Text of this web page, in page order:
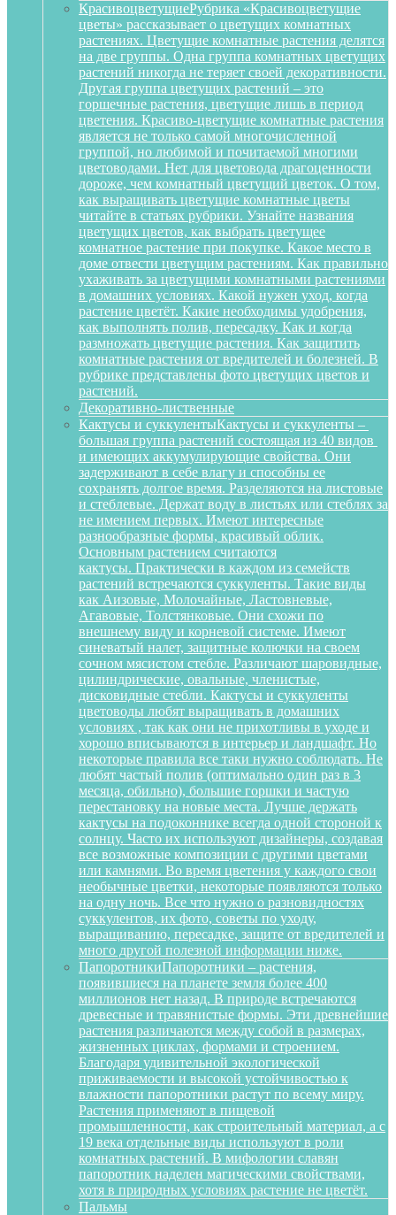
КрасивоцветущиеРубрика «Красивоцветущие
цветы» рассказывает о цветущих комнатных
растениях. Цветущие комнатные растения делятся
на две группы. Одна группа комнатных цветущих
растений никогда не теряет своей декоративности.
Другая группа цветущих растений – это
горшечные растения, цветущие лишь в период
цветения. Красиво-цветущие комнатные растения
является не только самой многочисленной
группой, но любимой и почитаемой многими
цветоводами. Нет для цветовода драгоценности
дороже, чем комнатный цветущий цветок. О том,
как выращивать цветущие комнатные цветы
читайте в статьях рубрики. Узнайте названия
цветущих цветов, как выбрать цветущее
комнатное растение при покупке. Какое место в
доме отвести цветущим растениям. Как правильно
ухаживать за цветущими комнатными растениями
в домашних условиях. Какой нужен уход, когда
растение цветёт. Какие необходимы удобрения,
как выполнять полив, пересадку. Как и когда
размножать цветущие растения. Как защитить
комнатные растения от вредителей и болезней. В
рубрике представлены фото цветущих цветов и
растений.
Декоративно-лиственные
Кактусы и суккулентыКактусы и суккуленты –
большая группа растений состоящая из 40 видов
и имеющих аккумулирующие свойства. Они
задерживают в себе влагу и способны ее
сохранять долгое время. Разделяются на листовые
и стеблевые. Держат воду в листьях или стеблях за
не имением первых. Имеют интересные
разнообразные формы, красивый облик.
Основным растением считаются
кактусы. Практически в каждом из семейств
растений встречаются суккуленты. Такие виды
как Аизовые, Молочайные, Ластовневые,
Агавовые, Толстянковые. Они схожи по
внешнему виду и корневой системе. Имеют
синеватый налет, защитные колючки на своем
сочном мясистом стебле. Различают шаровидные,
цилиндрические, овальные, членистые,
дисковидные стебли. Кактусы и суккуленты
цветоводы любят выращивать в домашних
условиях , так как они не прихотливы в уходе и
хорошо вписываются в интерьер и ландшафт. Но
некоторые правила все таки нужно соблюдать. Не
любят частый полив (оптимально один раз в 3
месяца, обильно), большие горшки и частую
перестановку на новые места. Лучше держать
кактусы на подоконнике всегда одной стороной к
солнцу. Часто их используют дизайнеры, создавая
все возможные композиции с другими цветами
или камнями. Во время цветения у каждого свои
необычные цветки, некоторые появляются только
на одну ночь. Все что нужно о разновидностях
суккулентов, их фото, советы по уходу,
выращиванию, пересадке, защите от вредителей и
много другой полезной информации ниже.
ПапоротникиПапоротники – растения,
появившиеся на планете земля более 400
миллионов нет назад. В природе встречаются
древесные и травянистые формы. Эти древнейшие
растения различаются между собой в размерах,
жизненных циклах, формами и строением.
Благодаря удивительной экологической
приживаемости и высокой устойчивостью к
влажности папоротники растут по всему миру.
Растения применяют в пищевой
промышленности, как строительный материал, а с
19 века отдельные виды используют в роли
комнатных растений. В мифологии славян
папоротник наделен магическими свойствами,
хотя в природных условиях растение не цветёт.
Пальмы